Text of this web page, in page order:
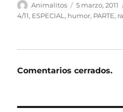
Autor
Animalitos
Publicado
el
5 marzo, 2011
4/11, ESPECIAL , humor, PARTE,
Comentarios cerrados.